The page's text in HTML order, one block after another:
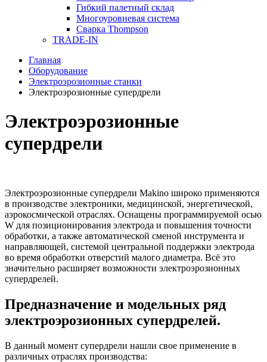
Гибкий палетный склад
Многоуровневая система
Сварка Thompson
TRADE-IN
Главная
Оборудование
Электроэрозионные станки
Электроэрозионные супердрели
Электроэрозионные
супердрели
Электроэрозионные супердрели Makino широко применяются
в производстве электроники, медицинской, энергетической,
аэрокосмической отраслях. Оснащены программируемой осью
W для позиционирования электрода и повышения точности
обработки, а также автоматической сменой инструмента и
направляющей, системой центральной поддержки электрода
во время обработки отверстий малого диаметра. Всё это
значительно расширяет возможности электроэрозионных
супердрелей.
Предназначение и модельных ряд
электроэрозионных супердрелей.
В данный момент супердрели нашли свое применение в
различных отраслях производства: